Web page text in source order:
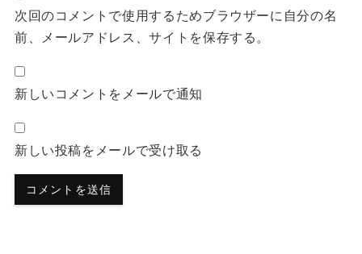
次回のコメントで使用するためブラウザーに自分の名
前、メールアドレス、サイトを保存する。
新しいコメントをメールで通知
新しい投稿をメールで受け取る